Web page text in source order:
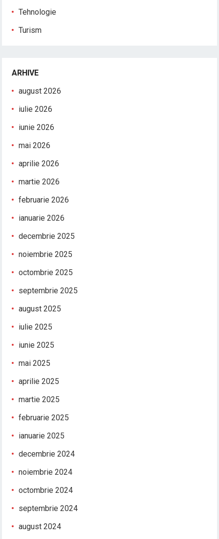
Tehnologie
Turism
ARHIVE
august 2026
iulie 2026
iunie 2026
mai 2026
aprilie 2026
martie 2026
februarie 2026
ianuarie 2026
decembrie 2025
noiembrie 2025
octombrie 2025
septembrie 2025
august 2025
iulie 2025
iunie 2025
mai 2025
aprilie 2025
martie 2025
februarie 2025
ianuarie 2025
decembrie 2024
noiembrie 2024
octombrie 2024
septembrie 2024
august 2024